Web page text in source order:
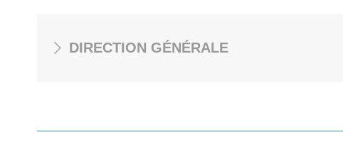
DIRECTION GÉNÉRALE